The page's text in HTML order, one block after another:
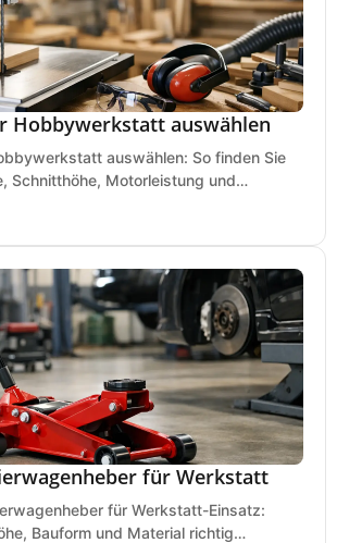
Hobbywerkstatt auswählen
auswählen: So finden Sie
Schnitthöhe, Motorleistung und
für Werkstatt
für Werkstatt-Einsatz:
Bauform und Material richtig